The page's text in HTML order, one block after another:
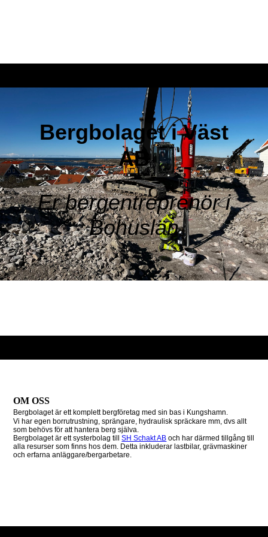
Bergbolaget i Väst
AB
Er bergentreprenör i
Bohuslän
OM OSS
Bergbolaget är ett komplett bergföretag med sin bas i Kungshamn.
Vi har egen borrutrustning, sprängare, hydraulisk spräckare mm, dvs allt
som behövs för att hantera berg själva.
Bergbolaget är ett systerbolag tillSH Schakt AB och har därmed tillgång till
alla resurser som finns hos dem. Detta inkluderar lastbilar, grävmaskiner
och erfarna anläggare/bergarbetare.